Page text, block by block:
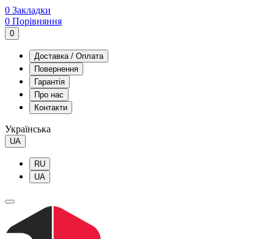
0 Закладки
0 Порівняння
0
Доставка / Оплата
Повернення
Гарантія
Про нас
Контакти
Українська
UA
RU
UA